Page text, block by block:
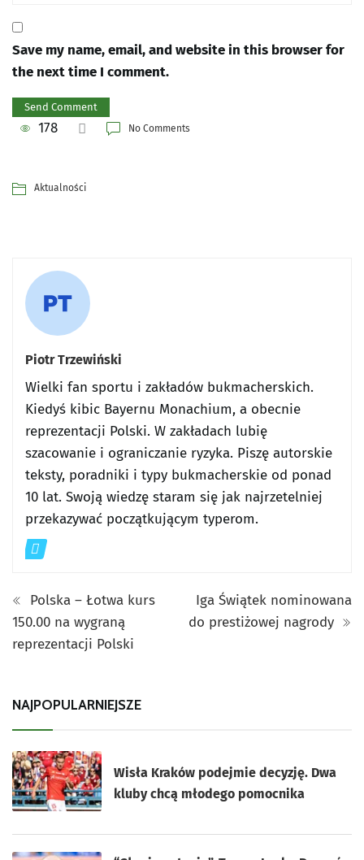
Save my name, email, and website in this browser for
the next time I comment.
178 No Comments
Aktualności
Piotr Trzewiński
Wielki fan sportu i zakładów bukmacherskich.
Kiedyś kibic Bayernu Monachium, a obecnie
reprezentacji Polski. W zakładach lubię
szacowanie i ograniczanie ryzyka. Piszę autorskie
teksty, poradniki i typy bukmacherskie od ponad
10 lat. Swoją wiedzę staram się jak najrzetelniej
przekazywać początkującym typerom.
Polska – Łotwa kurs
150.00 na wygraną
reprezentacji Polski
Iga Świątek nominowana
do prestiżowej nagrody
NAJPOPULARNIEJSZE
Wisła Kraków podejmie decyzję. Dwa
kluby chcą młodego pomocnika